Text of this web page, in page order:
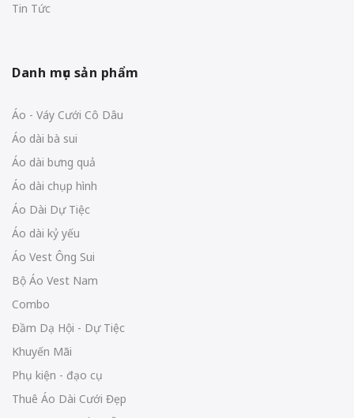
Tin Tức
Danh mục sản phẩm
Áo - Váy Cưới Cô Dâu
Áo dài bà sui
Áo dài bưng quả
Áo dài chụp hình
Áo Dài Dự Tiệc
Áo dài kỷ yếu
Áo Vest Ông Sui
Bộ Áo Vest Nam
Combo
Đầm Dạ Hội - Dự Tiệc
Khuyến Mãi
Phụ kiện - đạo cụ
Thuê Áo Dài Cưới Đẹp